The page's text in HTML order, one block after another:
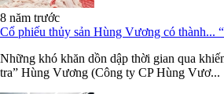
8 năm trước
Cổ phiếu thủy sản Hùng Vương có thành...
Những khó khăn dồn dập thời gian qua
tra” Hùng Vương (Công ty CP Hùng Vươ...